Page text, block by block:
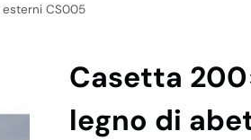
CS005
Casetta
legno di